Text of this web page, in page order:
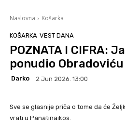
Naslovna Košarka
KOŠARKA VEST DANA
POZNATA I CIFRA:
ponudio
Darko 2 Jun 2026. 13:00
Sve se glasnije priča o tome da će
vrati u Panatinaikos.